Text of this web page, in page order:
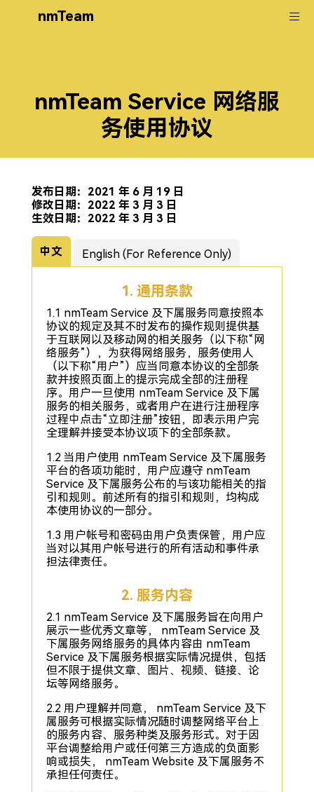
nmTeam
nmTeam Service 网络服
务使用协议
发布日期：2021 年 6 月 19 日
修改日期：2022 年 3 月 3 日
生效日期：2022 年 3 月 3 日
中文 English (For Reference Only)
1. 通用条款
1.1 nmTeam Service 及下属服务同意按照本
协议的规定及其不时发布的操作规则提供基
于互联网以及移动网的相关服务（以下称“网
络服务”），为获得网络服务，服务使用人
（以下称“用户”）应当同意本协议的全部条
款并按照页面上的提示完成全部的注册程
序。用户一旦使用 nmTeam Service 及下属
服务的相关服务，或者用户在进行注册程序
过程中点击“立即注册”按钮，即表示用户完
全理解并接受本协议项下的全部条款。
1.2 当用户使用 nmTeam Service 及下属服务
平台的各项功能时，用户应遵守 nmTeam
Service 及下属服务公布的与该功能相关的指
引和规则。前述所有的指引和规则，均构成
本使用协议的一部分。
1.3 用户帐号和密码由用户负责保管，用户应
当对以其用户帐号进行的所有活动和事件承
担法律责任。
2. 服务内容
2.1 nmTeam Service 及下属服务旨在向用户
展示一些优秀文章等， nmTeam Service 及
下属服务网络服务的具体内容由 nmTeam
Service 及下属服务根据实际情况提供，包括
但不限于提供文章、图片、视频、链接、论
坛等网络服务。
2.2 用户理解并同意， nmTeam Service 及下
属服务可根据实际情况随时调整网络平台上
的服务内容、服务种类及服务形式。对于因
平台调整给用户或任何第三方造成的负面影
响或损失， nmTeam Website 及下属服务不
承担任何责任。